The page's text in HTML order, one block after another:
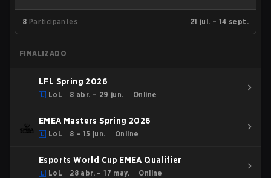
8 Participantes 21 jul. – 14 sept.
FINALIZADO
LFL Spring 2026
LoL 8 abr. – 29 jun. Online
EMEA Masters Spring 2026
LoL 8 – 15 jun. Online
Esports World Cup EMEA Qualifier
LoL 28 abr. – 17 may. Online